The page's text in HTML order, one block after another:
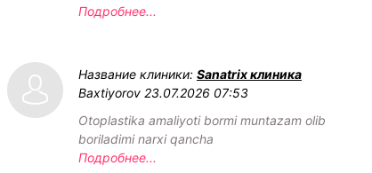
Подробнее...
Название клиники: Sanatrix клиника
Baxtiyorov 23.07.2026 07:53
Otoplastika amaliyoti bormi muntazam olib
boriladimi narxi qancha
Подробнее...